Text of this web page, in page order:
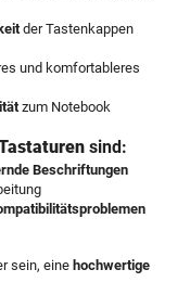
der Tastenkappen
und komfortableres
zum Notebook
sind:
Beschriftungen
sein, eine hochwertige